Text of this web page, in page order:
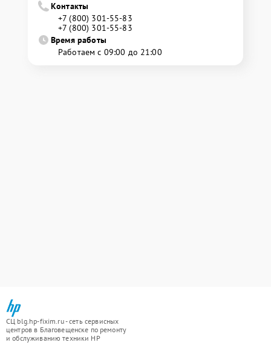
Контакты
+7 (800) 301-55-83
+7 (800) 301-55-83
Время работы
Работаем с 09:00 до 21:00
СЦ blg.hp-fixim.ru - сеть сервисных
центров в Благовещенске по ремонту
и обслуживанию техники HP